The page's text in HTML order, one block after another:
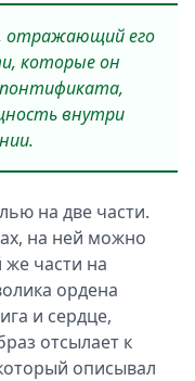
отражающий его
которые он
внутри
на две части.
на ней можно
части на
ордена
и сердце,
отсылает к
описывал